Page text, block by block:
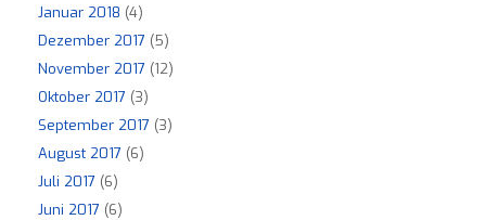
Januar 2018 (4)
Dezember 2017 (5)
November 2017 (12)
Oktober 2017 (3)
September 2017 (3)
August 2017 (6)
Juli 2017 (6)
Juni 2017 (6)